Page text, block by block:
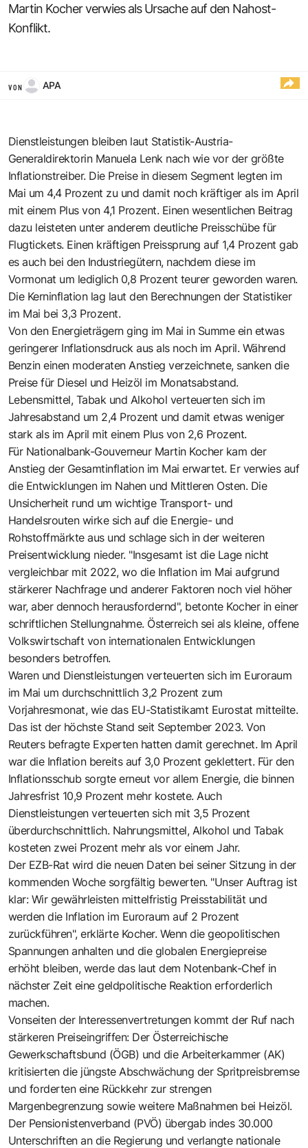
Martin Kocher verwies als Ursache auf den Nahost-
Konflikt.
VON APA
Dienstleistungen bleiben laut Statistik-Austria-
Generaldirektorin Manuela Lenk nach wie vor der größte
Inflationstreiber. Die Preise in diesem Segment legten im
Mai um 4,4 Prozent zu und damit noch kräftiger als im April
mit einem Plus von 4,1 Prozent. Einen wesentlichen Beitrag
dazu leisteten unter anderem deutliche Preisschübe für
Flugtickets. Einen kräftigen Preissprung auf 1,4 Prozent gab
es auch bei den Industriegütern, nachdem diese im
Vormonat um lediglich 0,8 Prozent teurer geworden waren.
Die Kerninflation lag laut den Berechnungen der Statistiker
im Mai bei 3,3 Prozent.
Von den Energieträgern ging im Mai in Summe ein etwas
geringerer Inflationsdruck aus als noch im April. Während
Benzin einen moderaten Anstieg verzeichnete, sanken die
Preise für Diesel und Heizöl im Monatsabstand.
Lebensmittel, Tabak und Alkohol verteuerten sich im
Jahresabstand um 2,4 Prozent und damit etwas weniger
stark als im April mit einem Plus von 2,6 Prozent.
Für Nationalbank-Gouverneur Martin Kocher kam der
Anstieg der Gesamtinflation im Mai erwartet. Er verwies auf
die Entwicklungen im Nahen und Mittleren Osten. Die
Unsicherheit rund um wichtige Transport- und
Handelsrouten wirke sich auf die Energie- und
Rohstoffmärkte aus und schlage sich in der weiteren
Preisentwicklung nieder. "Insgesamt ist die Lage nicht
vergleichbar mit 2022, wo die Inflation im Mai aufgrund
stärkerer Nachfrage und anderer Faktoren noch viel höher
war, aber dennoch herausfordernd", betonte Kocher in einer
schriftlichen Stellungnahme. Österreich sei als kleine, offene
Volkswirtschaft von internationalen Entwicklungen
besonders betroffen.
Waren und Dienstleistungen verteuerten sich im Euroraum
im Mai um durchschnittlich 3,2 Prozent zum
Vorjahresmonat, wie das EU-Statistikamt Eurostat mitteilte.
Das ist der höchste Stand seit September 2023. Von
Reuters befragte Experten hatten damit gerechnet. Im April
war die Inflation bereits auf 3,0 Prozent geklettert. Für den
Inflationsschub sorgte erneut vor allem Energie, die binnen
Jahresfrist 10,9 Prozent mehr kostete. Auch
Dienstleistungen verteuerten sich mit 3,5 Prozent
überdurchschnittlich. Nahrungsmittel, Alkohol und Tabak
kosteten zwei Prozent mehr als vor einem Jahr.
Der EZB-Rat wird die neuen Daten bei seiner Sitzung in der
kommenden Woche sorgfältig bewerten. "Unser Auftrag ist
klar: Wir gewährleisten mittelfristig Preisstabilität und
werden die Inflation im Euroraum auf 2 Prozent
zurückführen", erklärte Kocher. Wenn die geopolitischen
Spannungen anhalten und die globalen Energiepreise
erhöht bleiben, werde das laut dem Notenbank-Chef in
nächster Zeit eine geldpolitische Reaktion erforderlich
machen.
Vonseiten der Interessenvertretungen kommt der Ruf nach
stärkeren Preiseingriffen: Der Österreichische
Gewerkschaftsbund (ÖGB) und die Arbeiterkammer (AK)
kritisierten die jüngste Abschwächung der Spritpreisbremse
und forderten eine Rückkehr zur strengen
Margenbegrenzung sowie weitere Maßnahmen bei Heizöl.
Der Pensionistenverband (PVÖ) übergab indes 30.000
Unterschriften an die Regierung und verlangte nationale